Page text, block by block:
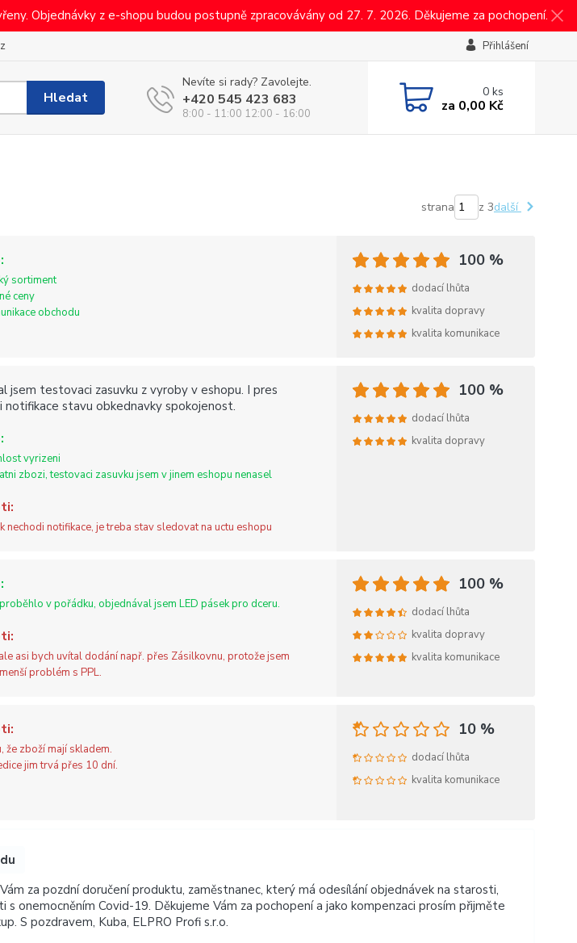
Objednávky z e-shopu budou postupně zpracovávány od 27. 7. 2026. Děkujeme za pochopení.
Přihlášení
Hledat
Nevíte si rady? Zavolejte.
+420 545 423 683
8:00 - 11:00 12:00 - 16:00
0ks
za 0,00 Kč
strana z 3další
sortiment
ceny
obchodu
100 %
dodací lhůta
kvalita dopravy
kvalita komunikace
jsem testovaci zasuvku z vyroby v eshopu. I pres
notifikace stavu obkednavky spokojenost.
vyrizeni
zbozi, testovaci zasuvku jsem v jinem eshopu nenasel
nechodi notifikace, je treba stav sledovat na uctu eshopu
100 %
dodací lhůta
kvalita dopravy
v pořádku, objednával jsem LED pásek pro dceru.
asi bych uvítal dodání např. přes Zásilkovnu, protože jsem
problém s PPL.
100 %
dodací lhůta
kvalita dopravy
kvalita komunikace
že zboží mají skladem.
jim trvá přes 10 dní.
10 %
dodací lhůta
kvalita komunikace
za pozdní doručení produktu, zaměstnanec, který má odesílání objednávek na starosti,
s onemocněním Covid-19. Děkujeme Vám za pochopení a jako kompenzaci prosím přijměte
S pozdravem, Kuba, ELPRO Profi s.r.o.